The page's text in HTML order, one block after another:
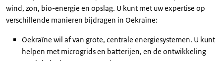
wind, zon, bio-energie en opslag. U kunt met uw expertise op
verschillende manieren bijdragen in Oekraïne:
Oekraïne wil af van grote, centrale energiesystemen. U kunt
helpen met microgrids en batterijen, en de ontwikkeling